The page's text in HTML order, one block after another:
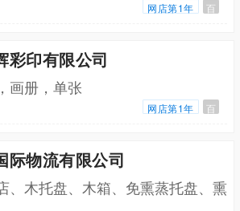
网店第1年 百
彩印有限公司
画册，单张
网店第1年 百
际物流有限公司
、木托盘、木箱、免熏蒸托盘、熏